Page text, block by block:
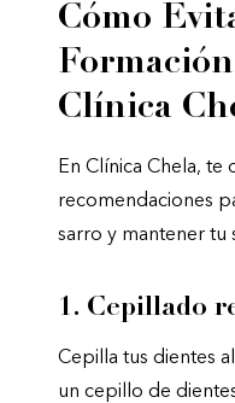
Cómo
Clínica
En Clínica Chela, te
recomendaciones
sarro y mantener tu
1. Cepillado
Cepilla tus dientes
un cepillo de